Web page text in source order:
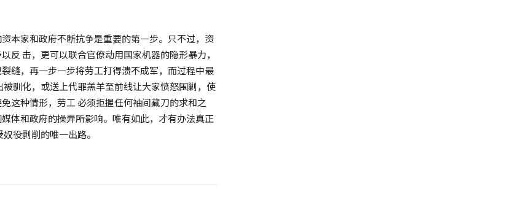
本家和政府不断抗争是重要的第一步。只不过，资
反 击，更可以联合官僚动用国家机器的隐形暴力，
缝，再一步一步将劳工打得溃不成军，而过程中最
驯化，或送上代罪羔羊至前线让大家愤怒围剿，使
这种情形，劳工 必须拒握任何袖间藏刀的求和之
体和政府的操弄所影响。唯有如此，才有办法真正
役剥削的唯一出路。